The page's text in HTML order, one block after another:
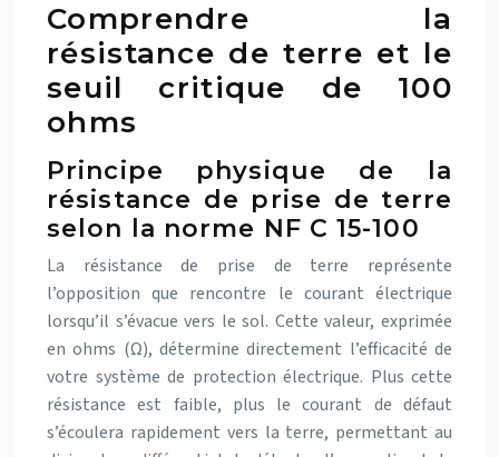
Comprendre la
résistance de terre et le
seuil critique de 100
ohms
Principe physique de la
résistance de prise de terre
selon la norme NF C 15-100
La résistance de prise de terre représente
l’opposition que rencontre le courant électrique
lorsqu’il s’évacue vers le sol. Cette valeur, exprimée
en ohms (Ω), détermine directement l’efficacité de
votre système de protection électrique. Plus cette
résistance est faible, plus le courant de défaut
s’écoulera rapidement vers la terre, permettant au